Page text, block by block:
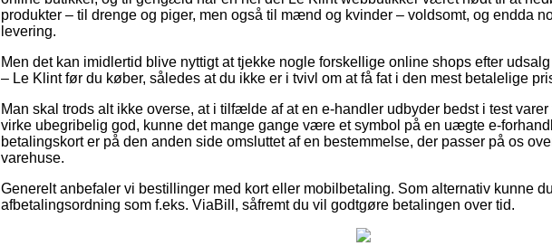
produkter – til drenge og piger, men også til mænd og kvinder – voldsomt, og endda
levering.
Men det kan imidlertid blive nyttigt at tjekke nogle forskellige online shops efter
– Le Klint før du køber, således at du ikke er i tvivl om at få fat i den mest betalelige
Man skal trods alt ikke overse, at i tilfælde af at en e-handler udbyder bedst i test
virke ubegribelig god, kunne det mange gange være et symbol på en uægte e-
betalingskort er på den anden side omsluttet af en bestemmelse, der passer på os
varehuse.
Generelt anbefaler vi bestillinger med kort eller mobilbetaling. Som alternativ kunne
afbetalingsordning som f.eks. ViaBill, såfremt du vil godtgøre betalingen over tid.